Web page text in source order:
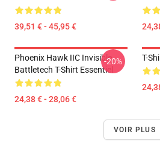
39,51 € - 45,95 €
Phoenix Hawk IIC Invisible
Battletech T-Shirt Essentiel
24,38 € - 28,06 €
-20% T-
VOIR PLUS